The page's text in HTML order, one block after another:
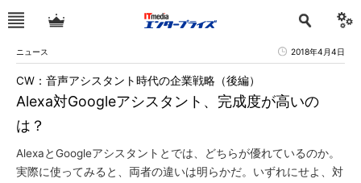
ニュース 2018年4月4日
Alexa対Googleアシスタント、完成度が高いの
は？
CW：音声アシスタント時代の企業戦略（後編）
AlexaとGoogleアシスタントとでは、どちらが優れているのか。
実際に使ってみると、両者の違いは明らかだ。いずれにせよ、対